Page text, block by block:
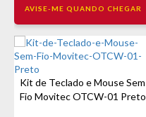
AVISE-ME QUANDO CHEGAR
Kit de Teclado e Mouse Sem
Fio Movitec OTCW-01 Preto